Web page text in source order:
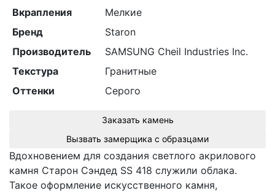
Вкрапления
Мелкие
Бренд
Staron
Производитель
SAMSUNG Cheil Industries Inc.
Текстура
Гранитные
Оттенки
Серого
Заказать камень
Вызвать замерщика с образцами
Вдохновением для создания светлого акрилового
камня Cтарон Cэндед SS 418 служили облака.
Такое оформление искусственного камня,